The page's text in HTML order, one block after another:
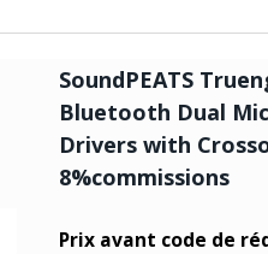
SoundPEATS
Bluetooth Dual
Drivers with
8%commissions
Prix avant code de